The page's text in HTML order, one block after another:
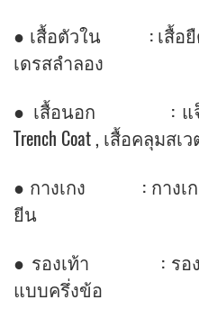
● เสื้อตัวใน : เสื้อยืด
เดรสลำลอง
● เสื้อนอก : แจ็กเ
Trench Coat , เสื้อคลุมส
● กางเกง : กางเกง
ยีน
● รองเท้า : รองเท้
แบบครึ่งข้อ